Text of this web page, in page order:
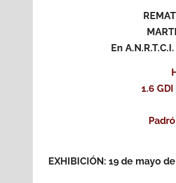
En
1.6
EXHIBICIÓN: 19 de mayo